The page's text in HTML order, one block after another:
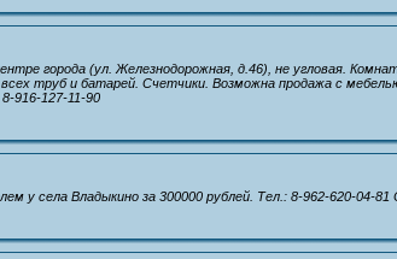
города (ул. Железнодорожная, д.46), не угловая.
труб и батарей. Счетчики. Возможна продажа с
916-127-11-90
у села Владыкино за 300000 рублей. Тел.: 8-962-620-04-81